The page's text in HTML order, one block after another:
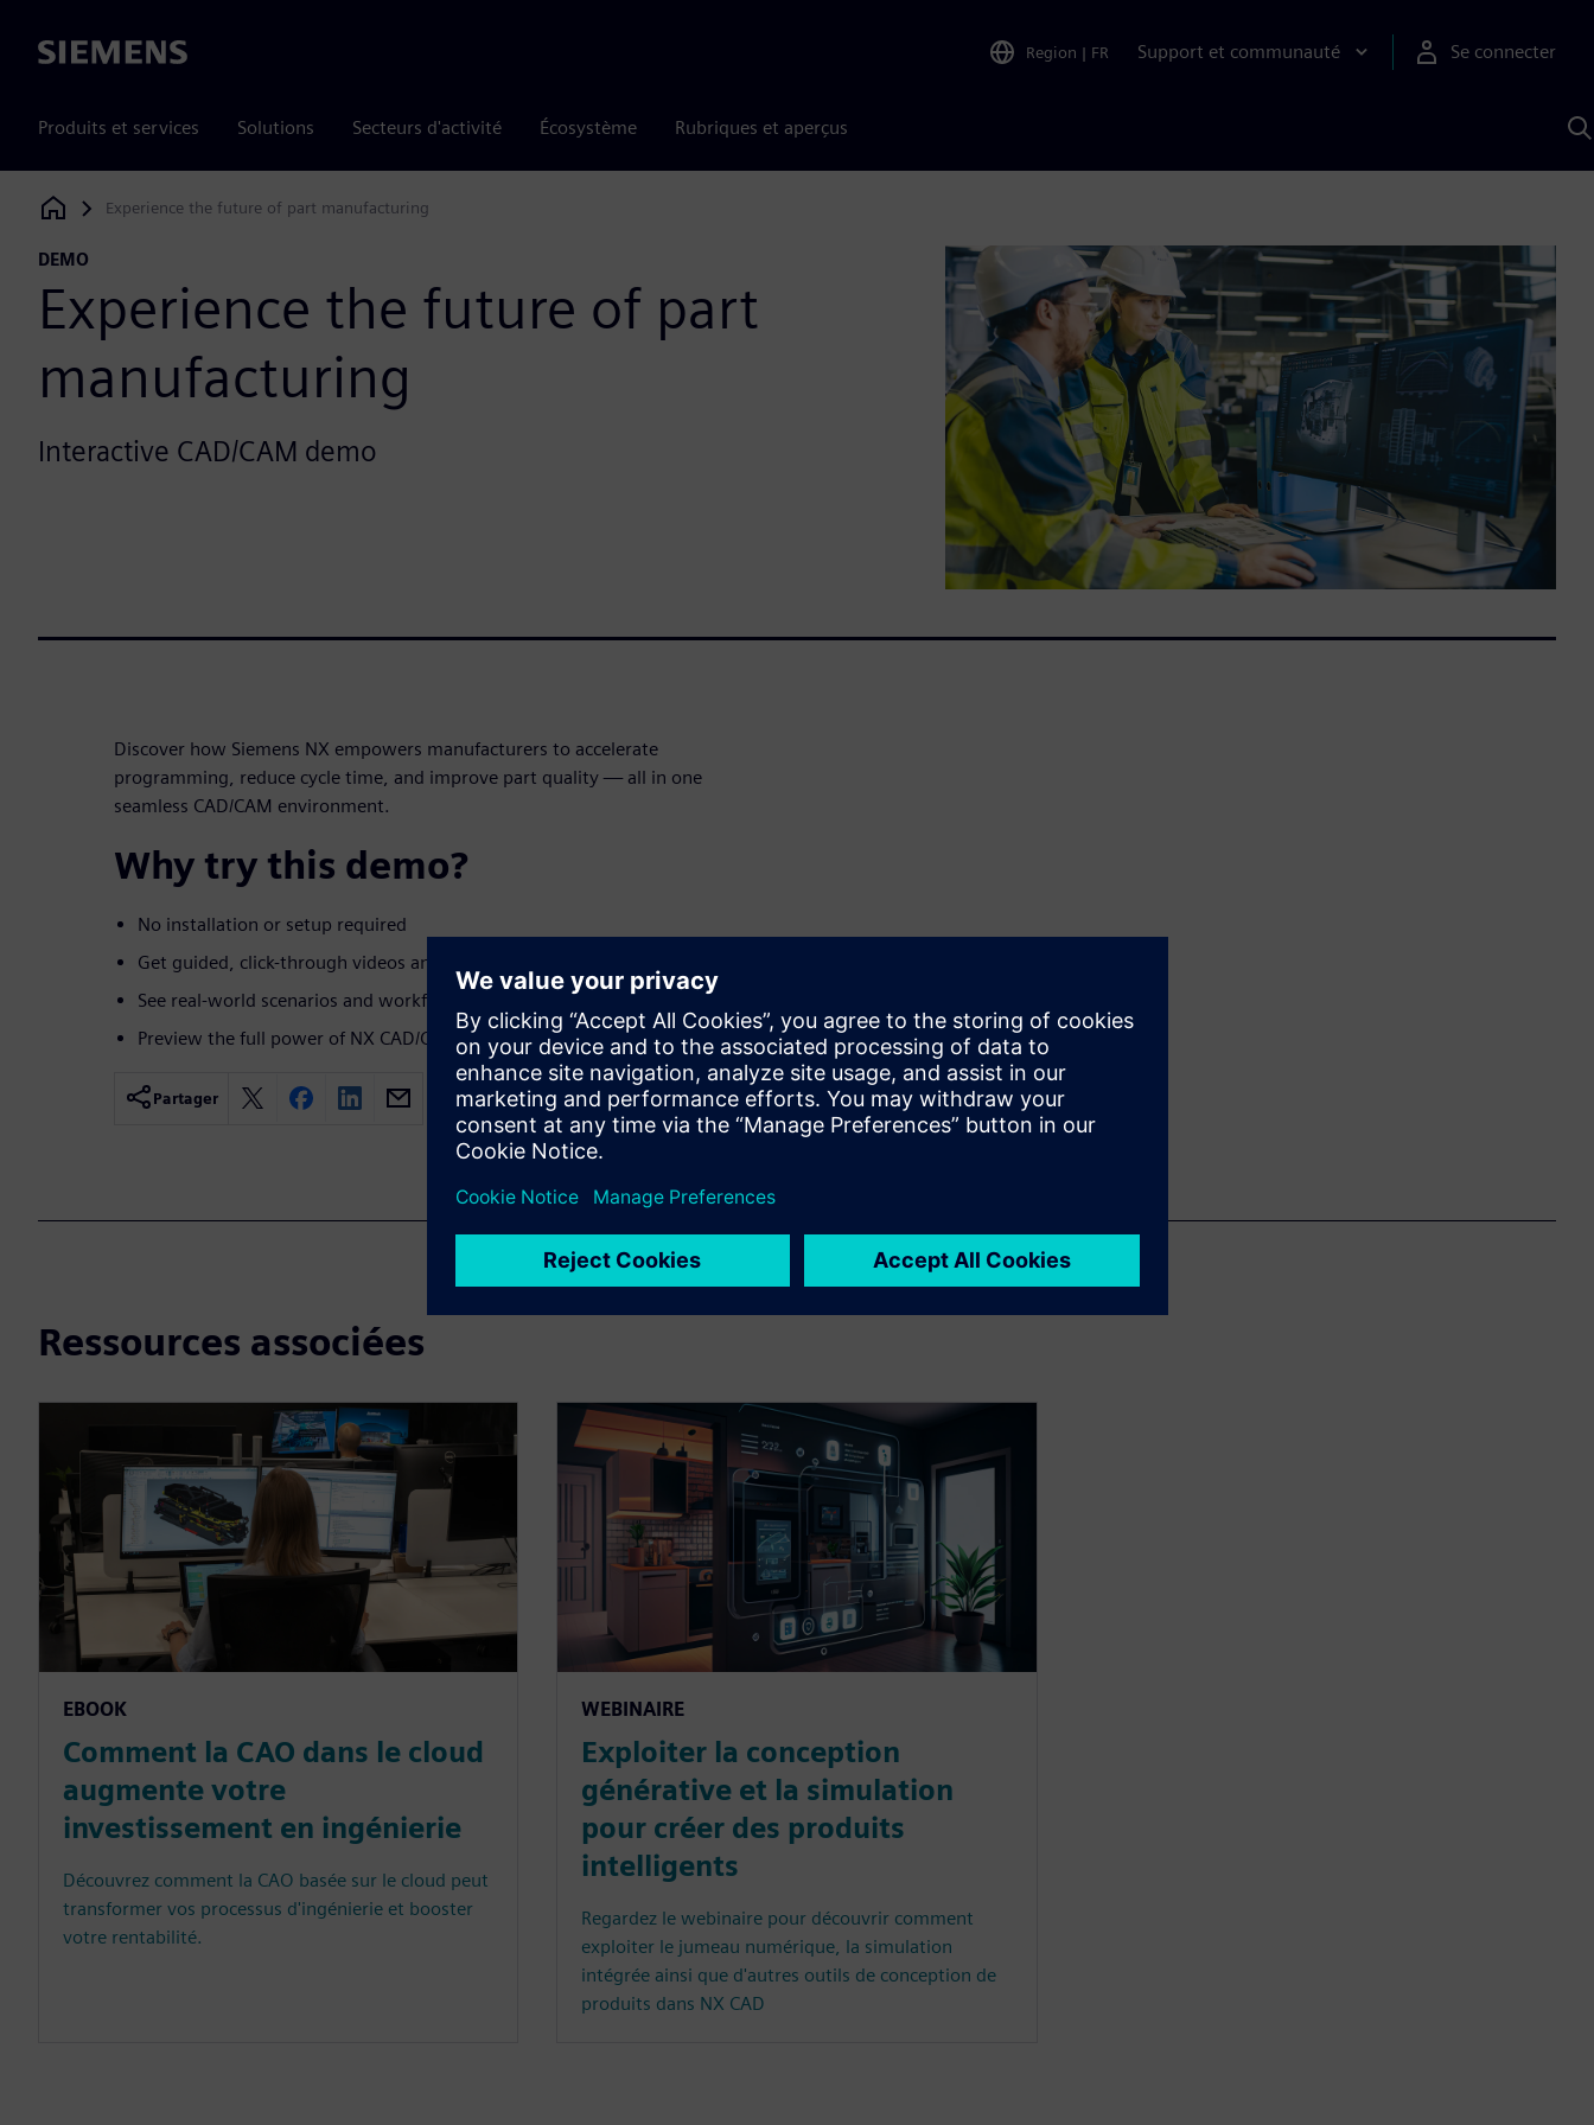
Siemens Region | FR Support et communauté Se connecter
Produits et services Solutions Secteurs d'activité Écosystème Rubriques et aperçus
Siemens Digital Industries Software
Experience the future of part manufacturing
DEMO
Experience the future of part
manufacturing
Interactive CAD/CAM demo
Discover how Siemens NX empowers manufacturers to accelerate
programming, reduce cycle time, and improve part quality — all in one
seamless CAD/CAM environment.
Why try this demo?
No installation or setup required
Get guided, click-through videos and simulations tailored to your role
See real-world scenarios and workflows you can apply today
Preview the full power of NX CAD/CAM in under 30 minutes
Partager
Ressources associées
EBOOK
Comment la CAO dans le cloud
augmente votre
investissement en ingénierie
Découvrez comment la CAO basée sur le cloud peut
transformer vos processus d'ingénierie et booster
votre rentabilité.
WEBINAIRE
Exploiter la conception
générative et la simulation
pour créer des produits
intelligents
Regardez le webinaire pour découvrir comment
exploiter le jumeau numérique, la simulation
intégrée ainsi que d'autres outils de conception de
produits dans NX CAD